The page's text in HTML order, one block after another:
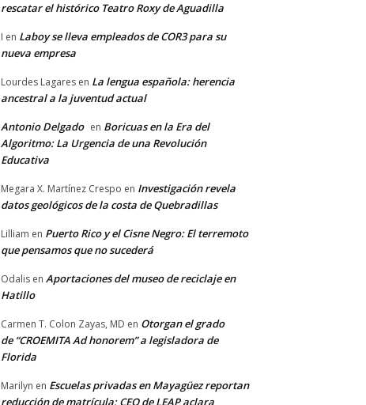
rescatar el histórico Teatro Roxy de Aguadilla
I en Laboy se lleva empleados de COR3 para su
nueva empresa
Lourdes Lagares en La lengua española: herencia
ancestral a la juventud actual
Antonio Delgado en Boricuas en la Era del
Algoritmo: La Urgencia de una Revolución
Educativa
Megara X. Martínez Crespo en Investigación revela
datos geológicos de la costa de Quebradillas
Lilliam en Puerto Rico y el Cisne Negro: El terremoto
que pensamos que no sucederá
Odalis en Aportaciones del museo de reciclaje en
Hatillo
Carmen T. Colon Zayas, MD en Otorgan el grado
de “CROEMITA Ad honorem” a legisladora de
Florida
Marilyn en Escuelas privadas en Mayagüez reportan
reducción de matrícula; CEO de LEAP aclara